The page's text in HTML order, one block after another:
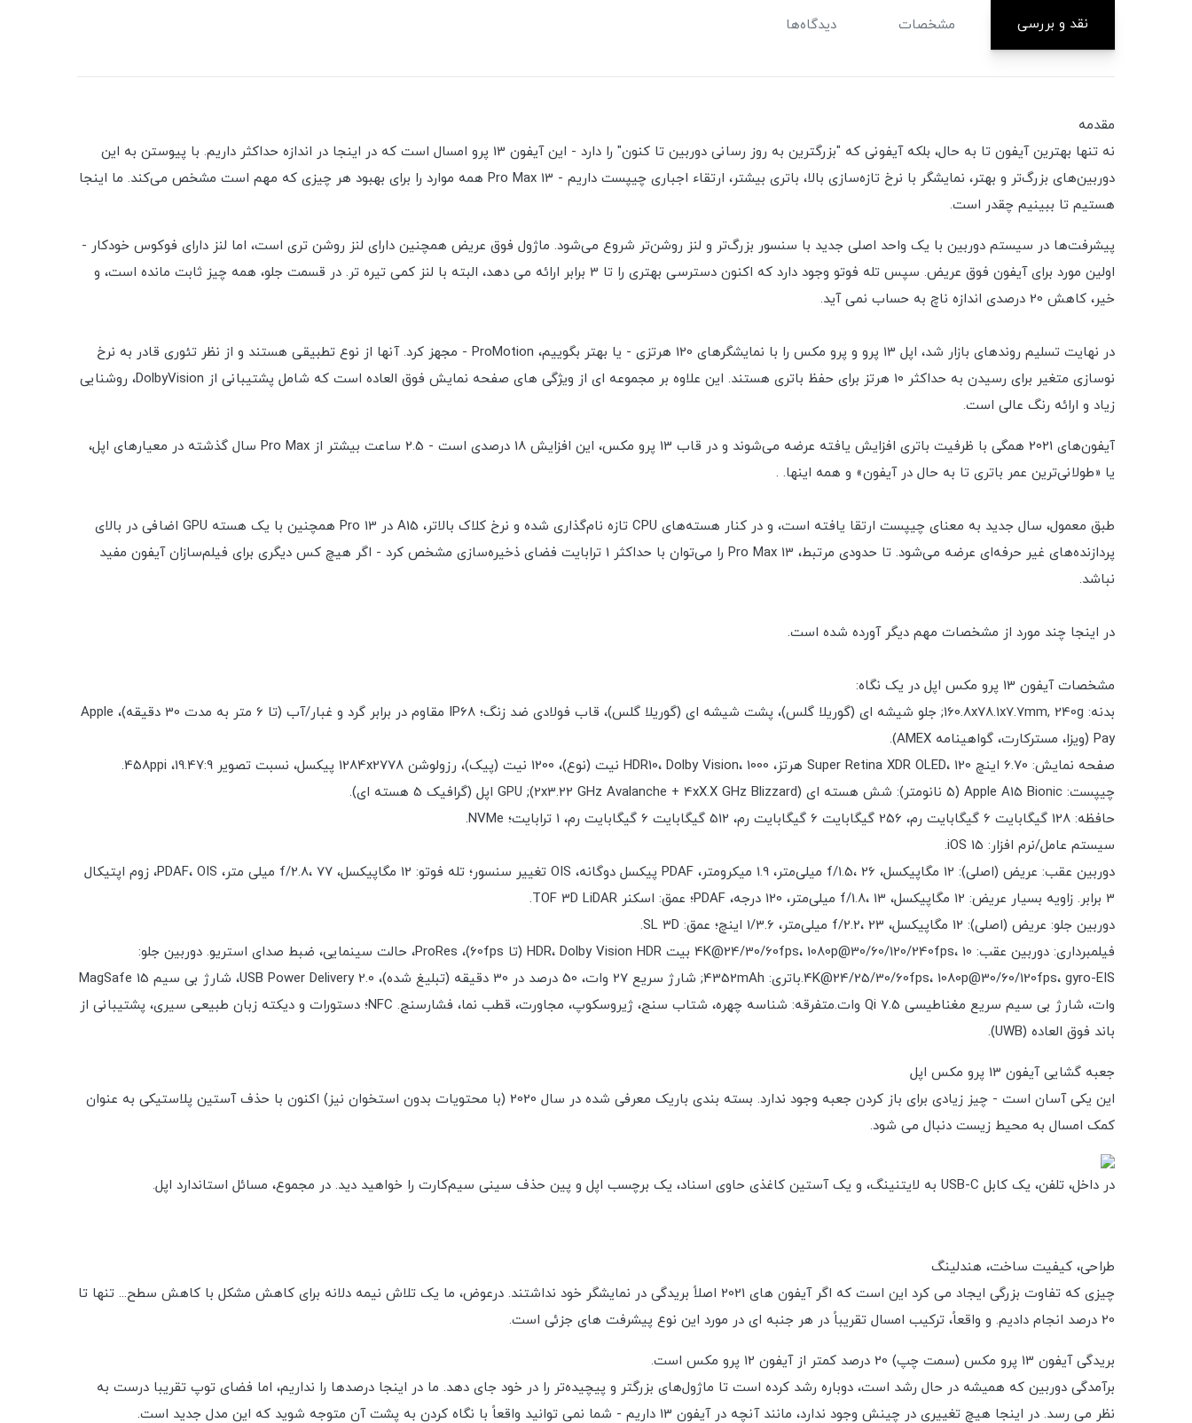
نقد و بررسی مشخصات دیدگاه‌ها
مقدمه
نه تنها بهترین آیفون تا به حال، بلکه آیفونی که "بزرگترین به روز رسانی دوربین تا کنون" را دارد - این آیفون 13 پرو امسال است که در اینجا در اندازه حداکثر داریم. با پیوستن به این
دوربین‌های بزرگ‌تر و بهتر، نمایشگر با نرخ تازه‌سازی بالا، باتری بیشتر، ارتقاء اجباری چیپست داریم - 13 Pro Max همه موارد را برای بهبود هر چیزی که مهم است مشخص می‌کند. ما اینجا
هستیم تا ببینیم چقدر است.
پیشرفت‌ها در سیستم دوربین با یک واحد اصلی جدید با سنسور بزرگ‌تر و لنز روشن‌تر شروع می‌شود. ماژول فوق عریض همچنین دارای لنز روشن تری است، اما لنز دارای فوکوس خودکار -
اولین مورد برای آیفون فوق عریض. سپس تله فوتو وجود دارد که اکنون دسترسی بهتری را تا 3 برابر ارائه می دهد، البته با لنز کمی تیره تر. در قسمت جلو، همه چیز ثابت مانده است، و
خیر، کاهش 20 درصدی اندازه ناچ به حساب نمی آید.
در نهایت تسلیم روندهای بازار شد، اپل 13 پرو و پرو مکس را با نمایشگرهای 120 هرتزی - یا بهتر بگوییم، ProMotion - مجهز کرد. آنها از نوع تطبیقی هستند و از نظر تئوری قادر به نرخ
نوسازی متغیر برای رسیدن به حداکثر 10 هرتز برای حفظ باتری هستند. این علاوه بر مجموعه ای از ویژگی های صفحه نمایش فوق العاده است که شامل پشتیبانی از DolbyVision، روشنایی
زیاد و ارائه رنگ عالی است.
آیفون‌های 2021 همگی با ظرفیت باتری افزایش یافته عرضه می‌شوند و در قاب 13 پرو مکس، این افزایش 18 درصدی است - 2.5 ساعت بیشتر از Pro Max سال گذشته در معیارهای اپل،
یا «طولانی‌ترین عمر باتری تا به حال در آیفون» و همه اینها. .
طبق معمول، سال جدید به معنای چیپست ارتقا یافته است، و در کنار هسته‌های CPU تازه نام‌گذاری شده و نرخ کلاک بالاتر، A15 در 13 Pro همچنین با یک هسته GPU اضافی در بالای
پردازنده‌های غیر حرفه‌ای عرضه می‌شود. تا حدودی مرتبط، 13 Pro Max را می‌توان با حداکثر 1 ترابایت فضای ذخیره‌سازی مشخص کرد - اگر هیچ کس دیگری برای فیلم‌سازان آیفون مفید
نباشد.
در اینجا چند مورد از مشخصات مهم دیگر آورده شده است.
مشخصات آیفون 13 پرو مکس اپل در یک نگاه:
بدنه: 160.8x78.1x7.7mm, 240g; جلو شیشه ای (گوریلا گلس)، پشت شیشه ای (گوریلا گلس)، قاب فولادی ضد زنگ؛ IP68 مقاوم در برابر گرد و غبار/آب (تا 6 متر به مدت 30 دقیقه)، Apple
Pay (ویزا، مسترکارت، گواهینامه AMEX).
صفحه نمایش: 6.70 اینچ Super Retina XDR OLED، 120 هرتز، HDR10، Dolby Vision، 1000 نیت (نوع)، 1200 نیت (پیک)، رزولوشن 1284x2778 پیکسل، نسبت تصویر 19.47:9، 458ppi.
چیپست: Apple A15 Bionic (5 نانومتر): شش هسته ای (2x3.22 GHz Avalanche + 4xX.X GHz Blizzard); GPU اپل (گرافیک 5 هسته ای).
حافظه: 128 گیگابایت 6 گیگابایت رم، 256 گیگابایت 6 گیگابایت رم، 512 گیگابایت 6 گیگابایت رم، 1 ترابایت؛ NVMe.
سیستم عامل/نرم افزار: iOS 15.
دوربین عقب: عریض (اصلی): 12 مگاپیکسل، f/1.5، 26 میلی‌متر، 1.9 میکرومتر، PDAF پیکسل دوگانه، OIS تغییر سنسور؛ تله فوتو: 12 مگاپیکسل، f/2.8، 77 میلی متر، PDAF، OIS، زوم اپتیکال
3 برابر. زاویه بسیار عریض: 12 مگاپیکسل، f/1.8، 13 میلی‌متر، 120 درجه، PDAF؛ عمق: اسکنر TOF 3D LiDAR.
دوربین جلو: عریض (اصلی): 12 مگاپیکسل، f/2.2، 23 میلی‌متر، 1/3.6 اینچ؛ عمق: SL 3D.
فیلمبرداری: دوربین عقب: 4K@24/30/60fps، 1080p@30/60/120/240fps، 10 بیت HDR، Dolby Vision HDR (تا 60fps)، ProRes، حالت سینمایی، ضبط صدای استریو. دوربین جلو:
4K@24/25/30/60fps، 1080p@30/60/120fps، gyro-EIS.باتری: 4352mAh; شارژ سریع 27 وات، 50 درصد در 30 دقیقه (تبلیغ شده)، USB Power Delivery 2.0، شارژ بی سیم MagSafe 15
وات، شارژ بی سیم سریع مغناطیسی Qi 7.5 وات.متفرقه: شناسه چهره، شتاب سنج، ژیروسکوپ، مجاورت، قطب نما، فشارسنج. NFC؛ دستورات و دیکته زبان طبیعی سیری، پشتیبانی از
باند فوق العاده (UWB).
جعبه گشایی آیفون 13 پرو مکس اپل
این یکی آسان است - چیز زیادی برای باز کردن جعبه وجود ندارد. بسته بندی باریک معرفی شده در سال 2020 (با محتویات بدون استخوان نیز) اکنون با حذف آستین پلاستیکی به عنوان
کمک امسال به محیط زیست دنبال می شود.
در داخل، تلفن، یک کابل USB-C به لایتنینگ، و یک آستین کاغذی حاوی اسناد، یک برچسب اپل و پین حذف سینی سیم‌کارت را خواهید دید. در مجموع، مسائل استاندارد اپل.
طراحی، کیفیت ساخت، هندلینگ
چیزی که تفاوت بزرگی ایجاد می کرد این است که اگر آیفون های 2021 اصلاً بریدگی در نمایشگر خود نداشتند. درعوض، ما یک تلاش نیمه دلانه برای کاهش مشکل با کاهش سطح... تنها تا
20 درصد انجام دادیم. و واقعاً، ترکیب امسال تقریباً در هر جنبه ای در مورد این نوع پیشرفت های جزئی است.
بریدگی آیفون 13 پرو مکس (سمت چپ) 20 درصد کمتر از آیفون 12 پرو مکس است.
برآمدگی دوربین که همیشه در حال رشد است، دوباره رشد کرده است تا ماژول‌های بزرگتر و پیچیده‌تر را در خود جای دهد. ما در اینجا درصدها را نداریم، اما فضای توپ تقریبا درست به
نظر می رسد. در اینجا هیچ تغییری در چینش وجود ندارد، مانند آنچه در آیفون 13 داریم - شما نمی توانید واقعاً با نگاه کردن به پشت آن متوجه شوید که این مدل جدید است.